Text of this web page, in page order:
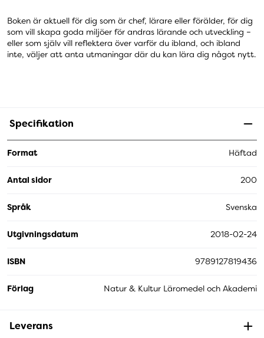
Boken är aktuell för dig som är chef, lärare eller förälder, för dig
som vill skapa goda miljöer för andras lärande och utveckling –
eller som själv vill reflektera över varför du ibland, och ibland
inte, väljer att anta utmaningar där du kan lära dig något nytt.
Specifikation
Format Häftad
Antal sidor 200
Språk Svenska
Utgivningsdatum 2018-02-24
ISBN 9789127819436
Förlag Natur & Kultur Läromedel och Akademi
Leverans